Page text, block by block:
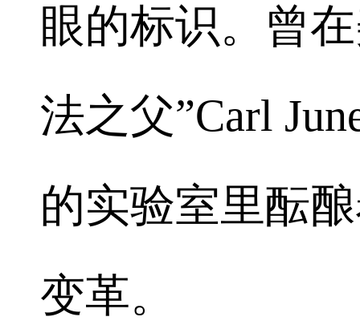
眼的标识。曾
法之父”Carl
的实验室里酝
变革。